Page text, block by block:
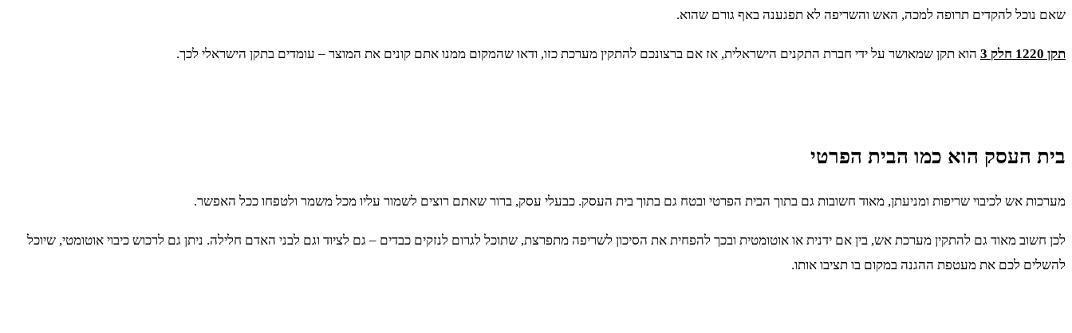
שאם נוכל להקדים תרופה למכה, האש והשריפה לא תפגענה באף גורם שהוא.
תקן 1220 חלק 3 הוא תקן שמאושר על ידי חברת התקנים הישראלית, אז אם ברצונכם להתקין מערכת כזו, ודאו שהמקום ממנו אתם קונים את המוצר – עומדים בתקן הישראלי לכך.
בית העסק הוא כמו הבית הפרטי
מערכות אש לכיבוי שריפות ומניעתן, מאוד חשובות גם בתוך הבית הפרטי ובטח גם בתוך בית העסק. כבעלי עסק, ברור שאתם רוצים לשמור עליו מכל משמר ולטפחו ככל האפשר.
לכן חשוב מאוד גם להתקין מערכת אש, בין אם ידנית או אוטומטית ובכך להפחית את הסיכון לשריפה מתפרצת, שתוכל לגרום לנזקים כבדים – גם לציוד וגם לבני האדם חלילה. ניתן גם לרכוש כיבוי אוטומטי, שיוכל
להשלים לכם את מעטפת ההגנה במקום בו תציבו אותו.